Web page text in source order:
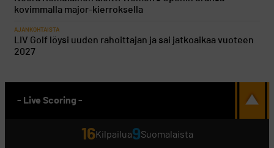
kovimmalla major-kierroksella
AJANKOHTAISTA
LIV Golf löysi uuden rahoittajan ja sai jatkoaikaa vuoteen
2027
- Live Scoring -
16Kilpailua9Suomalaista